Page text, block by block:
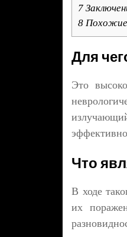
7
8
Для
Это
Что
В ходе
их